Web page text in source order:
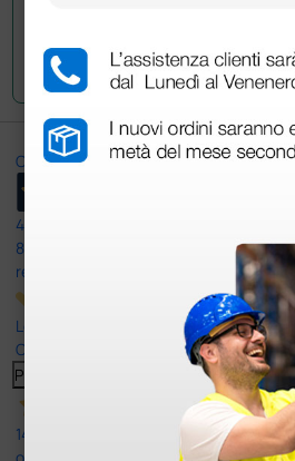
Invia la tua
Ottimo
4,6
8.330
recensioni
Le nostre recensioni a 4 e 5 stelle.
Clicca qui per leggerle tutte >
Precedente
14 Luglio 2026
ottima